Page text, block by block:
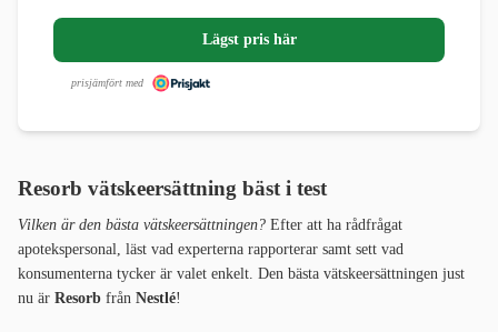
Lägst pris här
prisjämfört med
Resorb vätskeersättning bäst i test
Vilken är den bästa vätskeersättningen? Efter att ha rådfrågat
apotekspersonal, läst vad experterna rapporterar samt sett vad
konsumenterna tycker är valet enkelt. Den bästa vätskeersättningen just
nu är Resorb från Nestlé!